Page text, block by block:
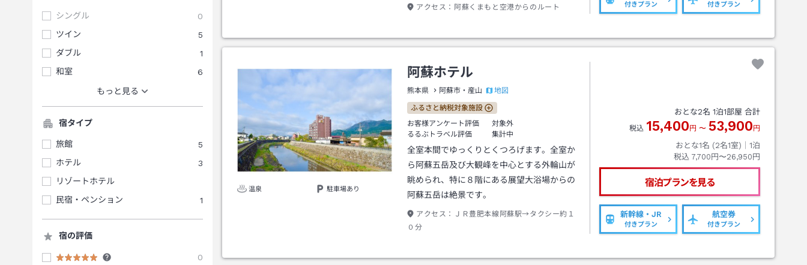
シングル
0
ツイン
5
ダブル
1
和室
6
もっと見る
宿タイプ
旅館
5
ホテル
3
リゾートホテル
民宿・ペンション
1
宿の評価
0
アクセス： 阿蘇くまもと空港からのルート 付きプラン 付きプラン
温泉 駐車場あり
阿蘇ホテル
熊本県 阿蘇市・産山 地図
ふるさと納税対象施設
お客様アンケート評価
対象外
るるぶトラベル評価
集計中
全室本間でゆっくりとくつろげます。全室か
ら阿蘇五岳及び大観峰を中心とする外輪山が
眺められ、特に８階にある展望大浴場からの
阿蘇五岳は絶景です。
アクセス：
ＪＲ豊肥本線阿蘇駅→タクシー約１
０分
おとな2名 1泊1部屋 合計
税込 15,400 円 〜 53,900 円
おとな1名 (2名1室)｜ 1泊
税込 7,700円〜26,950円
宿泊プランを見る
新幹線・JR
付きプラン
航空券
付きプラン